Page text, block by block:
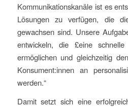
Kommunikationskanäle ist es
Lösungen zu verfügen, die
gewachsen sind. Unsere
entwickeln, die £eine
ermöglichen und gleichzeitig
Konsument:innen an
werden.“
Damit setzt sich eine